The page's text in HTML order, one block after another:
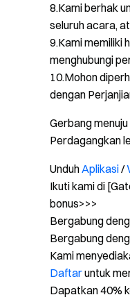
8.Kami berhak
seluruh acara,
9.Kami memiliki
menghubungi
10.Mohon
dengan
Gerbang
Perdagangkan
UnduhAplikasi/
Ikuti kami di
bonus>>>
Bergabung
Bergabung
Kami
Daftaruntuk
Dapatkan 40%